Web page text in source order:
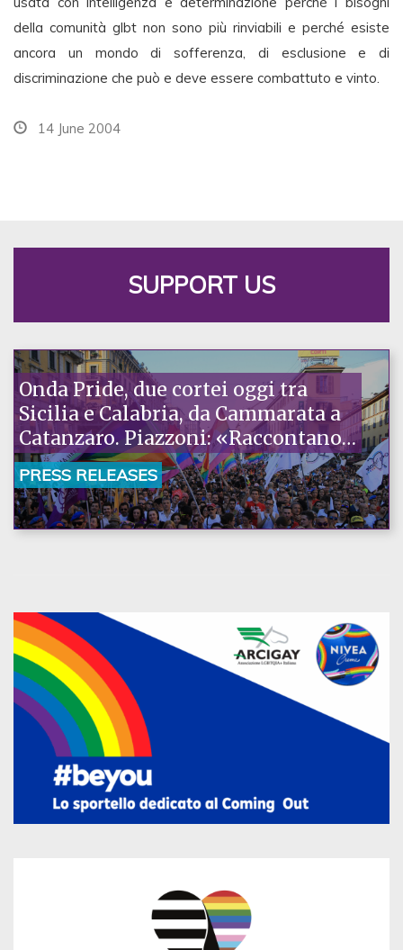
della comunità glbt non sono più rinviabili e perché esiste
ancora un mondo di sofferenza, di esclusione e di
discriminazione che può e deve essere combattuto e vinto.
14 June 2004
SUPPORT US
Onda Pride, due cortei oggi tra
Sicilia e Calabria, da Cammarata a
Catanzaro. Piazzoni: «Raccontano
la nostra ostinazione»
PRESS RELEASES